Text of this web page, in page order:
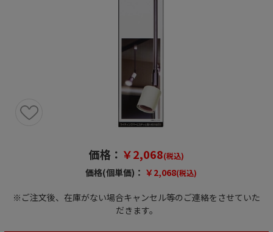
価格： ￥2,068(税込)
価格(個単価)： ￥2,068(税込)
※ご注文後、在庫がない場合キャンセル等のご連絡をさせていた
だきます。